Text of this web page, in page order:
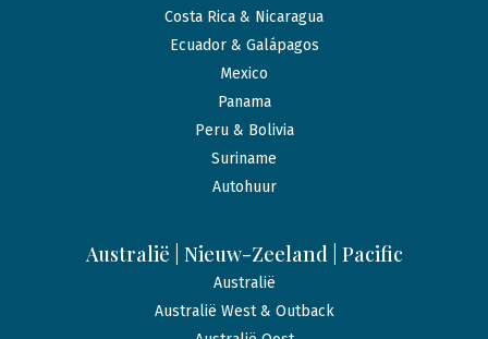
Costa Rica & Nicaragua
Ecuador & Galápagos
Mexico
Panama
Peru & Bolivia
Suriname
Autohuur
Australië | Nieuw-Zeeland | Pacific
Australië
Australië West & Outback